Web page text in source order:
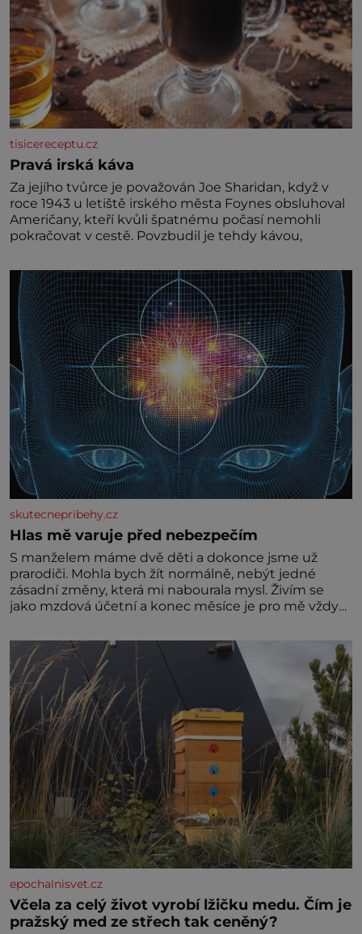
tisicereceptu.cz
Pravá irská káva
Za jejího tvůrce je považován Joe Sharidan, když v
roce 1943 u letiště irského města Foynes obsluhoval
Američany, kteří kvůli špatnému počasí nemohli
pokračovat v cestě. Povzbudil je tehdy kávou,
skutecnepribehy.cz
Hlas mě varuje před nebezpečím
S manželem máme dvě děti a dokonce jsme už
prarodiči. Mohla bych žít normálně, nebýt jedné
zásadní změny, která mi nabourala mysl. Živím se
jako mzdová účetní a konec měsíce je pro mě vždy
máme vnoučata, mi dcera čím dál častěji volá o
pomoc, co se hlídání týče. Dalo by se
epochalnisvet.cz
Včela za celý život vyrobí lžičku medu. Čím je
pražský med ze střech tak ceněný?